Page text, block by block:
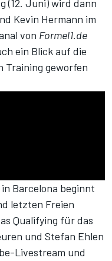
(12. Juni) wird dann
Kevin Hermann im
von Formel1.de
ein Blick auf die
Training geworfen
Barcelona beginnt
letzten Freien
Qualifying für das
und Stefan Ehlen
Livestream und